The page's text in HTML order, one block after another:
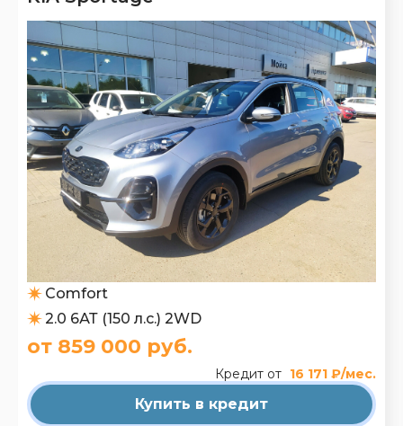
Comfort
2.0 6АТ (150 л.с.) 2WD
от 859 000 руб.
Кредит от 16 171 ₽/мес.
Купить в кредит